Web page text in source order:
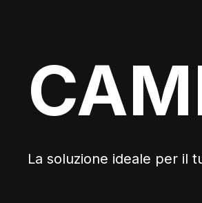
La soluzione ideale per il